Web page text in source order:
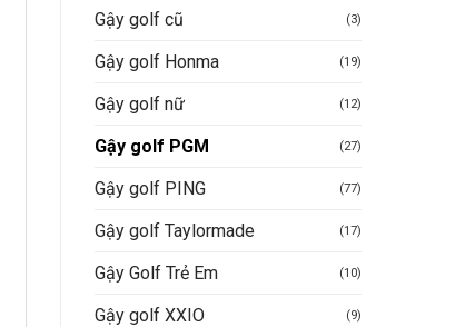
Gậy golf cũ (3)
Gậy golf Honma (19)
Gậy golf nữ (12)
Gậy golf PGM (27)
Gậy golf PING (77)
Gậy golf Taylormade (17)
Gậy Golf Trẻ Em (10)
Gậy golf XXIO (9)